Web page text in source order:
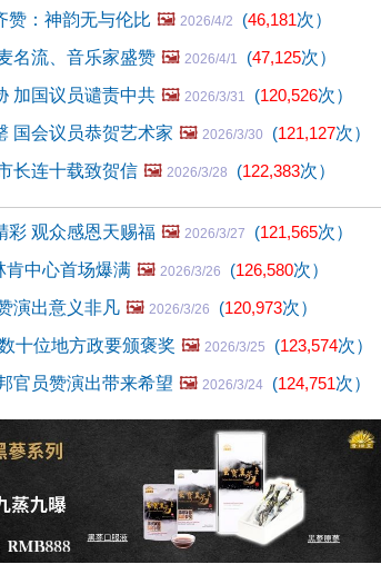
赞：神韵无与伦比 🖼️ 2026/4/2 (46,181次）
名流、音乐家盛赞 🖼️ 2026/4/1 (47,125次）
加国议员谴责中共 🖼️ 2026/3/31 (120,526次）
国会议员恭贺艺术家 🖼️ 2026/3/30 (121,127次）
长连十载致贺信 🖼️ 2026/3/28 (122,383次）
彩 观众感恩天赐福 🖼️ 2026/3/27 (121,565次）
肯中心首场爆满 🖼️ 2026/3/26 (126,580次）
演出意义非凡 🖼️ 2026/3/26 (120,973次）
十位地方政要颁褒奖 🖼️ 2026/3/25 (123,574次）
官员赞演出带来希望 🖼️ 2026/3/24 (124,751次）